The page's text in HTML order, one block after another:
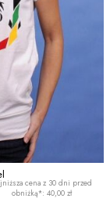
cena z 30 dni przed
obniżką*: 40,00 zł